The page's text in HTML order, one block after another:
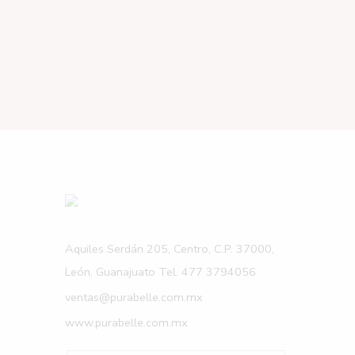
Aquiles Serdán 205, Centro, C.P. 37000,
León, Guanajuato Tel. 477 3794056
ventas@purabelle.com.mx
www.purabelle.com.mx